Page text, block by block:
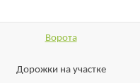
Ворота
Дорожки на участке